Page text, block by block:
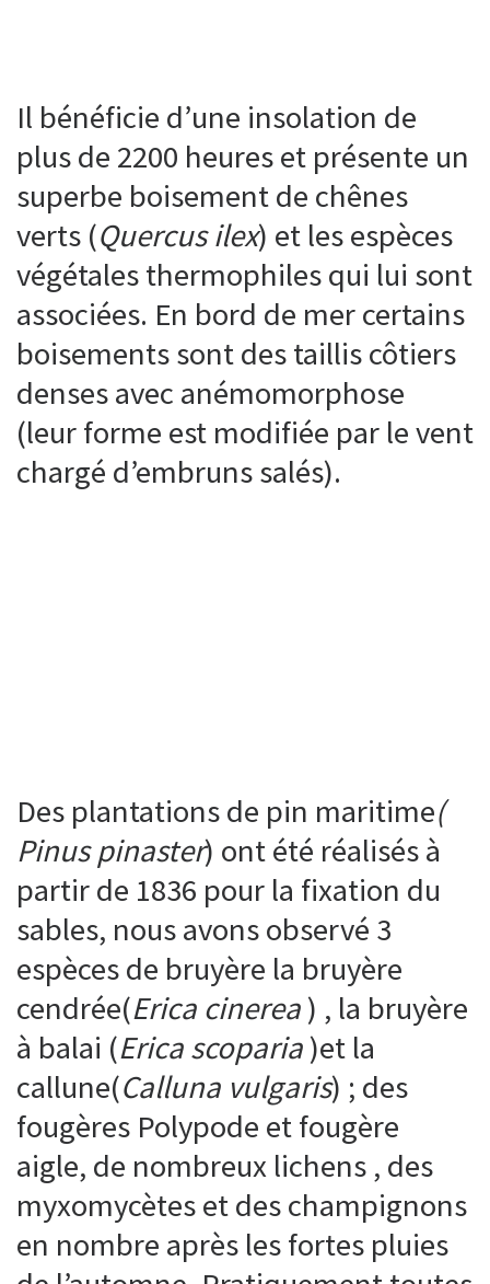
Il bénéficie d’une insolation de
plus de 2200 heures et présente un
superbe boisement de chênes
verts (Quercus ilex) et les espèces
végétales thermophiles qui lui sont
associées. En bord de mer certains
boisements sont des taillis côtiers
denses avec anémomorphose
(leur forme est modifiée par le vent
chargé d’embruns salés).
Des plantations de pin maritime(
Pinus pinaster) ont été réalisés à
partir de 1836 pour la fixation du
sables, nous avons observé 3
espèces de bruyère la bruyère
cendrée(Erica cinerea) , la bruyère
à balai (Erica scoparia)et la
callune(Calluna vulgaris) ; des
fougères Polypode et fougère
aigle, de nombreux lichens , des
myxomycètes et des champignons
en nombre après les fortes pluies